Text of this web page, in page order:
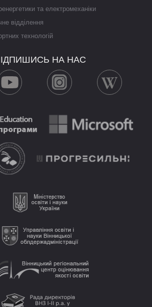
та електромеханіки
відділення
технологій
НА НАС